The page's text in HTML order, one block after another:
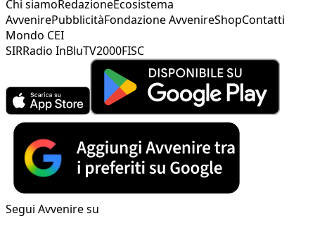
Chi siamoRedazioneEcosistema
AvvenirePubblicitàFondazione AvvenireShopContatti
Mondo CEI
SIRRadio InBluTV2000FISC
Segui Avvenire su